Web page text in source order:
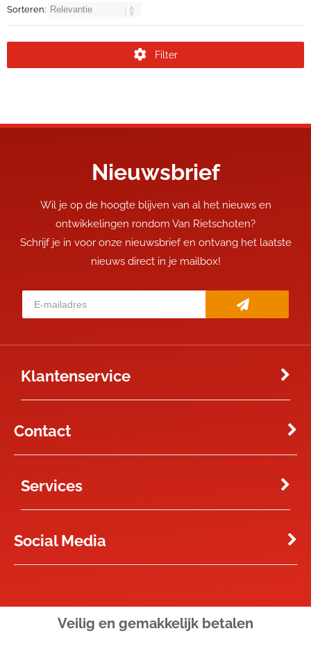
Sorteren:
Filter
Nieuwsbrief
Wil je op de hoogte blijven van al het nieuws en
ontwikkelingen rondom Van Rietschoten?
Schrijf je in voor onze nieuwsbrief en ontvang het laatste
nieuws direct in je mailbox!
Klantenservice
Contact
Services
Social Media
Veilig en gemakkelijk betalen